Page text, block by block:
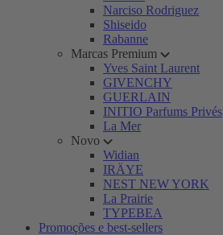
Narciso Rodriguez
Shiseido
Rabanne
Marcas Premium
Yves Saint Laurent
GIVENCHY
GUERLAIN
INITIO Parfums Privés
La Mer
Novo
Widian
IRÄYE
NEST NEW YORK
La Prairie
TYPEBEA
Promoções e best-sellers